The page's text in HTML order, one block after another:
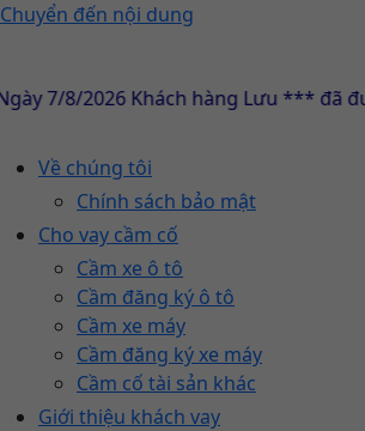
Chuyển đến nội dung
7/8/2026 Khách hàng Lưu *** đã được
Về chúng tôi
Chính sách bảo mật
Cho vay cầm cố
Cầm xe ô tô
Cầm đăng ký ô tô
Cầm xe máy
Cầm đăng ký xe máy
Cầm cố tài sản khác
Giới thiệu khách vay